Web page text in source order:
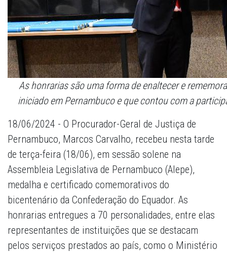
As honrarias são uma forma de enaltecer e
iniciado em Pernambuco e que contou com a
18/06/2024 - O Procurador-Geral de Justiça de
Pernambuco, Marcos Carvalho, recebeu nesta tarde
de terça-feira (18/06), em sessão solene na
Assembleia Legislativa de Pernambuco (Alepe),
medalha e certificado comemorativos do
bicentenário da Confederação do Equador. As
honrarias entregues a 70 personalidades, entre elas
representantes de instituições que se destacam
pelos serviços prestados ao país, como o Ministério